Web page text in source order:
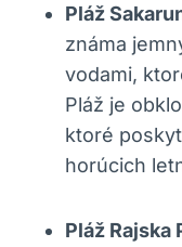
Pláž
známa
vodami,
Pláž je
ktoré
horúcich
Pláž Rajska